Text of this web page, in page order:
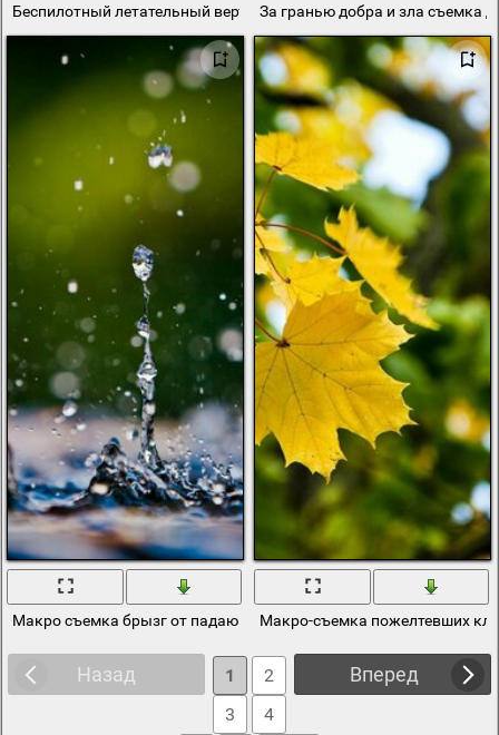
Беспилотный летательный вертолет с видео съемкой в реальном
За гранью добра и зла съемка
Макро съемка брызг от падающей каплиМакро-съемка пожелтевших
Назад Вперед
1
2
3
4